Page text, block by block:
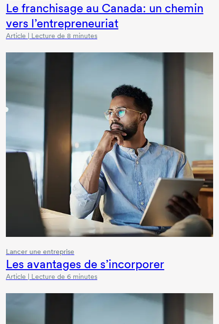
Le franchisage au Canada: un chemin
vers l’entrepreneuriat
Article | Lecture de 8 minutes
Lancer une entreprise
Les avantages de s’incorporer
Article | Lecture de 6 minutes